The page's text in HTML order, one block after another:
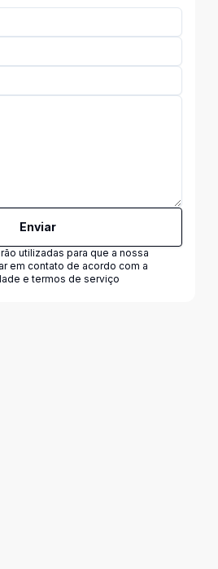
Enviar
utilizadas para que a nossa
em contato de acordo com a
e termos de serviço